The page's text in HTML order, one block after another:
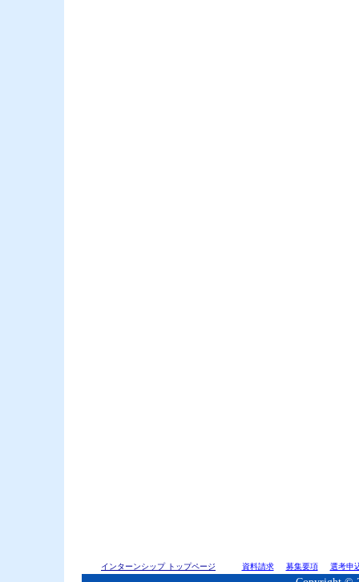
インターンシップ トップページ 資料請求 募集要項 選考申